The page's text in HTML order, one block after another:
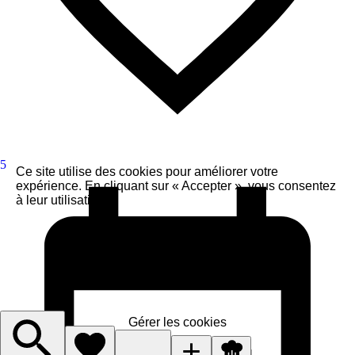
5
Ce site utilise des cookies pour améliorer votre
expérience. En cliquant sur « Accepter », vous consentez
à leur utilisation.
Gérer les cookies